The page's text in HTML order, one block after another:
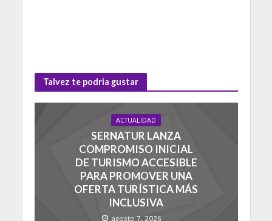
Talvez te podria gustar
ACTUALIDAD
SERNATUR LANZA
COMPROMISO INICIAL
DE TURISMO ACCESIBLE
PARA PROMOVER UNA
OFERTA TURÍSTICA MÁS
INCLUSIVA
agosto 7, 2026